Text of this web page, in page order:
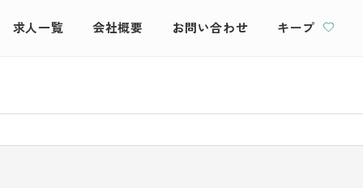
求人一覧 会社概要 お問い合わせ キープ